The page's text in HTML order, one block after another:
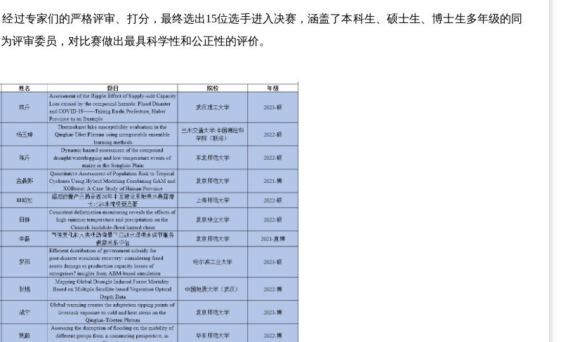
过专家们的严格评审、打分，最终选出1 5位选手进入决赛，涵盖了本科生
硕士生、博士生多年级的同
评审委员，对比赛做出最具科学性和公正性的评价。